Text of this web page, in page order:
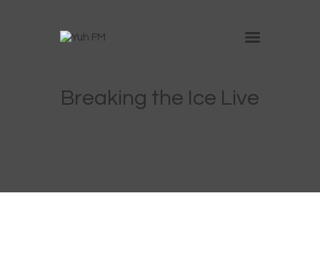
Breaking the Ice Live
Nosotros